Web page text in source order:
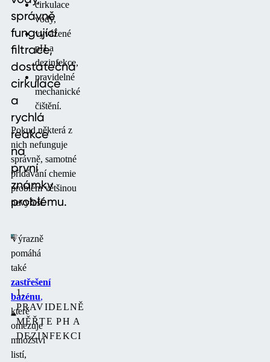
správně
fungující
filtrace,
dostatečná
cirkulace
a
rychlá
reakce
na
první
známky
problému.
Výrazně
pomáhá
také
zastřešení
bazénu,
které
omezuje
množství
listí,
cirkulace
vody,
vyvážené
pH a
dezinfekce,
pravidelné
mechanické
čištění.
Pokud některá z
nich nefunguje
správně, samotné
přidávání chemie
problém většinou
nevyřeší.
1.
PRAVIDELNĚ
MĚŘTE PH A
DEZINFEKCI